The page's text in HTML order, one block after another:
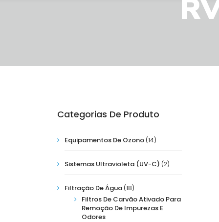
Categorias De Produto
Equipamentos De Ozono (14)
Sistemas Ultravioleta (UV-C) (2)
Filtração De Água (18)
Filtros De Carvão Ativado Para
Remoção De Impurezas E
Odores